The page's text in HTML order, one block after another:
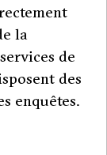
la
de
des
enquêtes.